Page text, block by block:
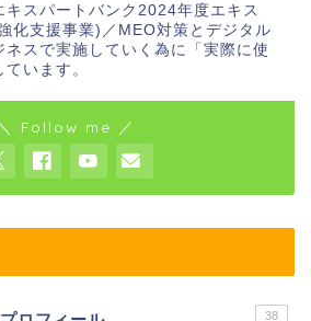
キスパートバンク2024年度エキス
化支援事業)／MEO対策とデジタル
スで実施していく為に「実際に使
います。
＼ Follow me ／
38